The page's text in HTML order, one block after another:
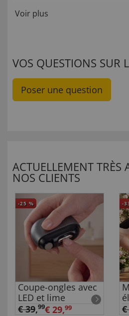
Voir plus
VOS QUESTIONS SUR
Poser une question
ACTUELLEMENT TRÈS
NOS CLIENTS
-25 %
Coupe-ongles avec
LED et lime
€ 39,99€ 29,99
-